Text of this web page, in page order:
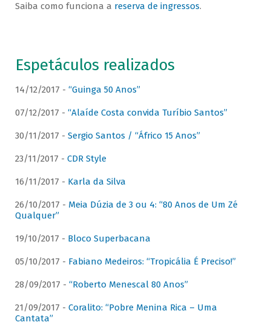
Saiba como funciona a reserva de ingressos.
Espetáculos realizados
14/12/2017 - “Guinga 50 Anos”
07/12/2017 - “Alaíde Costa convida Turíbio Santos”
30/11/2017 - Sergio Santos / “Áfrico 15 Anos”
23/11/2017 - CDR Style
16/11/2017 - Karla da Silva
26/10/2017 - Meia Dúzia de 3 ou 4: “80 Anos de Um Zé
Qualquer”
19/10/2017 - Bloco Superbacana
05/10/2017 - Fabiano Medeiros: “Tropicália É Preciso!”
28/09/2017 - “Roberto Menescal 80 Anos”
21/09/2017 - Coralito: “Pobre Menina Rica – Uma
Cantata”